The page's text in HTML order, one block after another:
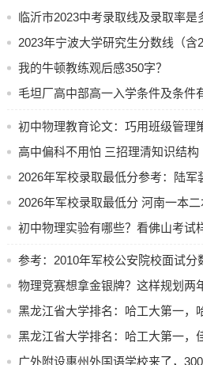
1.我们需支持学生大胆地去进行质
引导学生于实际生活之中运用实验
于一个自主学习的过程。
2.立足于生活里的情境跟社会实践
虽说属于经典学科，然而这并不表
停滞未动绝非如此恰恰相反它始终
例，就像电磁产生的原理，热能的
活当中的实例引入知识传授过程里
以及原理。
不存在发展，唯有于学习之际存在
们就得利用好学生关于学习冲突之
予以知识的传授，进而达成教学任
临沂市2023中考录取线及录取率是
2023年宁波大学研究生分数线（含
2023）
我的牛顿教练观后感350字？
毛坦厂高中部高一入学条件及条件
初中物理教育论文：巧用班级管理
题生
高中偏科不用怕 三招理清知识结构
2026年军校录取最低分参考：陆军
院要多少分
2026年军校录取最低分 河南一本
汇总
初中物理实验有哪些？看佛山考试
参考：2010年军校公安院校面试分
2028年报考参考）
物理竞赛想拿金银牌？这样规划两
黑龙江省大学排名：哈工大第一，
211
黑龙江省大学排名：哈工大第一，
靠医疗逆袭
广外附设惠州外国语学校来了，